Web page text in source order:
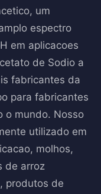
um
espectro
em aplicacoes
de Sodio a
fabricantes da
para fabricantes
o mundo. Nosso
utilizado em
molhos,
de arroz
produtos de